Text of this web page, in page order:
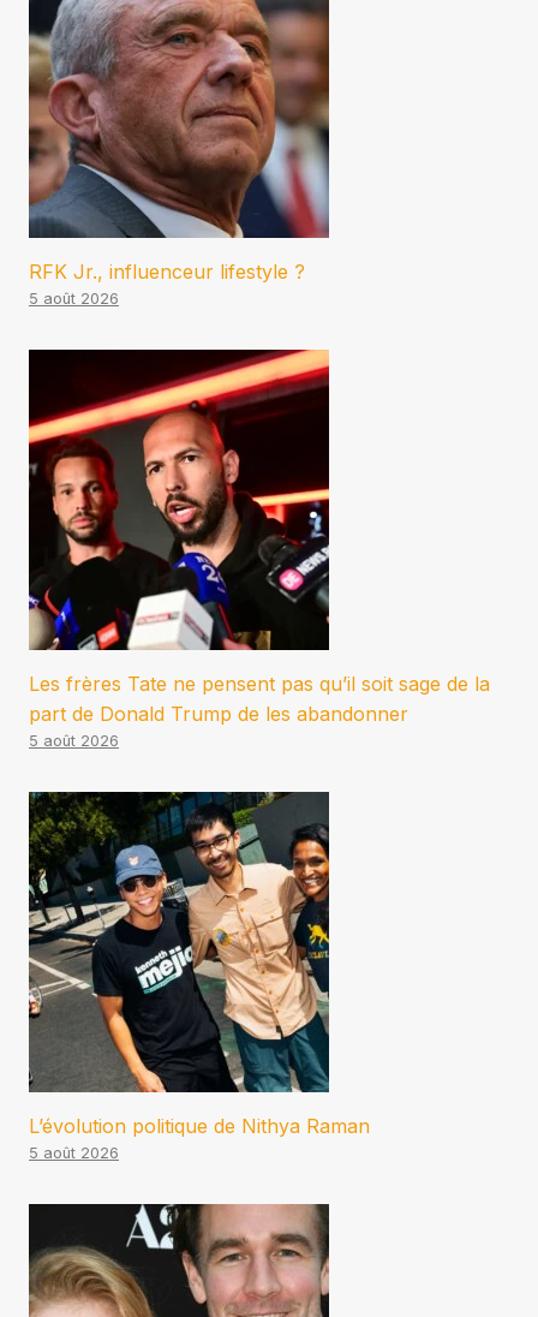
RFK Jr., influenceur lifestyle ?
5 août 2026
Les frères Tate ne pensent pas qu’il soit sage de la
part de Donald Trump de les abandonner
5 août 2026
L’évolution politique de Nithya Raman
5 août 2026